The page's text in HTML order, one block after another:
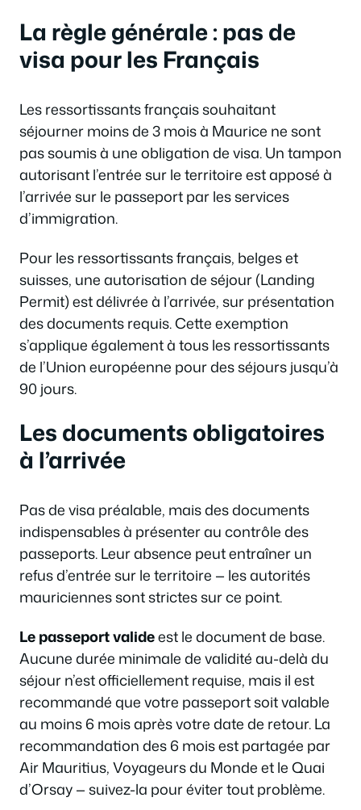
La règle générale : pas de
visa pour les Français
Les ressortissants français souhaitant
séjourner moins de 3 mois à Maurice ne sont
pas soumis à une obligation de visa. Un tampon
autorisant l’entrée sur le territoire est apposé à
l’arrivée sur le passeport par les services
d’immigration.
Pour les ressortissants français, belges et
suisses, une autorisation de séjour (Landing
Permit) est délivrée à l’arrivée, sur présentation
des documents requis. Cette exemption
s’applique également à tous les ressortissants
de l’Union européenne pour des séjours jusqu’à
90 jours.
Les documents obligatoires
à l’arrivée
Pas de visa préalable, mais des documents
indispensables à présenter au contrôle des
passeports. Leur absence peut entraîner un
refus d’entrée sur le territoire — les autorités
mauriciennes sont strictes sur ce point.
Le passeport valideest le document de base.
Aucune durée minimale de validité au-delà du
séjour n’est officiellement requise, mais il est
recommandé que votre passeport soit valable
au moins 6 mois après votre date de retour. La
recommandation des 6 mois est partagée par
Air Mauritius, Voyageurs du Monde et le Quai
d’Orsay — suivez-la pour éviter tout problème.